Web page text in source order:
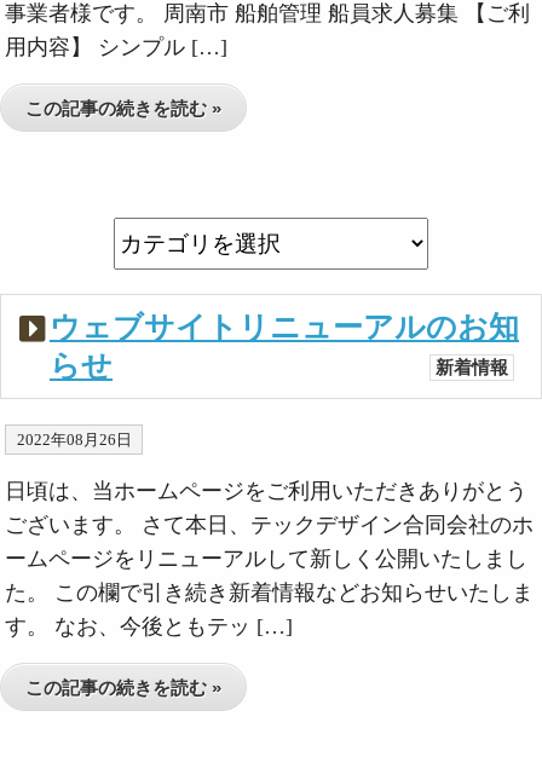
事業者様です。 周南市 船舶管理 船員求人募集 【ご利
用内容】 シンプル […]
この記事の続きを読む »
ウェブサイトリニューアルのお知
らせ
新着情報
2022年08月26日
日頃は、当ホームページをご利用いただきありがとう
ございます。 さて本日、テックデザイン合同会社のホ
ームページをリニューアルして新しく公開いたしまし
た。 この欄で引き続き新着情報などお知らせいたしま
す。 なお、今後ともテッ […]
この記事の続きを読む »